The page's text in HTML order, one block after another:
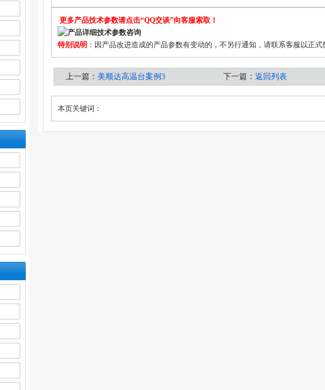
更多产品技术参数请点击“QQ交谈”向客服索取！
特别说明 ：因产品改进造成的产品参数有变动的，不另行通知，请联系客服以正
上一篇：美顺达高温台案例3 下一篇：返回列表
本页关键词：